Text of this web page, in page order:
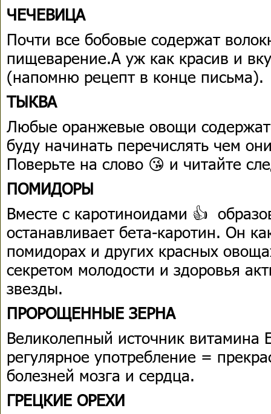
ЧЕЧЕВИЦА
Почти все бобовые содержат
пищеварение.А уж как красив и
(напомню рецепт в конце письма).
ТЫКВА
Любые оранжевые овощи
буду начинать перечислять чем
Поверьте на слово 😘 и читайте
ПОМИДОРЫ
Вместе с каротиноидами 👍
останавливает бета-каротин. Он
помидорах и других красных
секретом молодости и здоровья
звезды.
ПРОРОЩЕННЫЕ ЗЕРНА
Великолепный источник витамина
регулярное употребление =
болезней мозга и сердца.
ГРЕЦКИЕ ОРЕХИ